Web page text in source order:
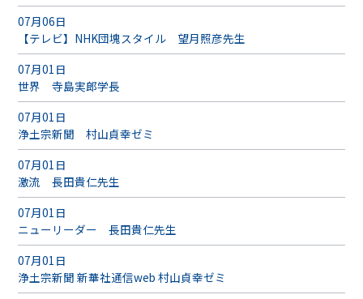
07月06日
【テレビ】NHK団塊スタイル 望月照彦先生
07月01日
世界 寺島実郎学長
07月01日
浄土宗新聞 村山貞幸ゼミ
07月01日
激流 長田貴仁先生
07月01日
ニューリーダー 長田貴仁先生
07月01日
浄土宗新聞 新華社通信web 村山貞幸ゼミ